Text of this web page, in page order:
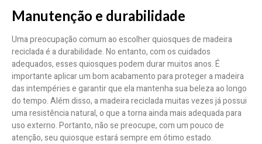
Manutenção e durabilidade
Uma preocupação comum ao escolher quiosques de madeira
reciclada é a durabilidade. No entanto, com os cuidados
adequados, esses quiosques podem durar muitos anos. É
importante aplicar um bom acabamento para proteger a madeira
das intempéries e garantir que ela mantenha sua beleza ao longo
do tempo. Além disso, a madeira reciclada muitas vezes já possui
uma resistência natural, o que a torna ainda mais adequada para
uso externo. Portanto, não se preocupe, com um pouco de
atenção, seu quiosque estará sempre em ótimo estado.